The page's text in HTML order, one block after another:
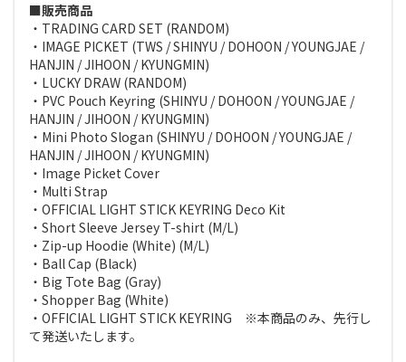
■販売商品
・TRADING CARD SET (RANDOM)
・IMAGE PICKET (TWS / SHINYU / DOHOON / YOUNGJAE /
HANJIN / JIHOON / KYUNGMIN)
・LUCKY DRAW (RANDOM)
・PVC Pouch Keyring (SHINYU / DOHOON / YOUNGJAE /
HANJIN / JIHOON / KYUNGMIN)
・Mini Photo Slogan (SHINYU / DOHOON / YOUNGJAE /
HANJIN / JIHOON / KYUNGMIN)
・Image Picket Cover
・Multi Strap
・OFFICIAL LIGHT STICK KEYRING Deco Kit
・Short Sleeve Jersey T-shirt (M/L)
・Zip-up Hoodie (White) (M/L)
・Ball Cap (Black)
・Big Tote Bag (Gray)
・Shopper Bag (White)
・OFFICIAL LIGHT STICK KEYRING ※本商品のみ、先行し
て発送いたします。